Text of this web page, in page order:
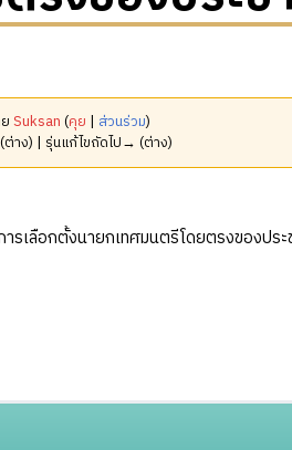
Suksan (คุย | ส่วนร่วม)
ต่าง) | รุ่นแก้ไขถัดไป→ (ต่าง)
เลือกตั้งนายกเทศมนตรีโดยตรงของปร